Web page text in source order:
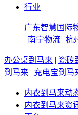
行业
广东智慧国际
| 南宁物流 | 杭
办公桌到马来 | 瓷砖
到马来 | 充电宝到马
内衣到马来动
内衣到马来资